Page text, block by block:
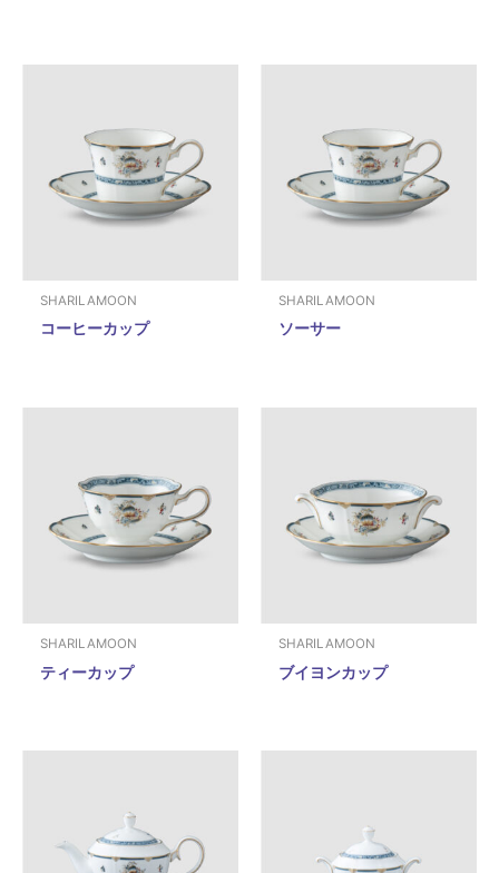
SHARILAMOON
コーヒーカップ
SHARILAMOON
ソーサー
SHARILAMOON
ティーカップ
SHARILAMOON
ブイヨンカップ